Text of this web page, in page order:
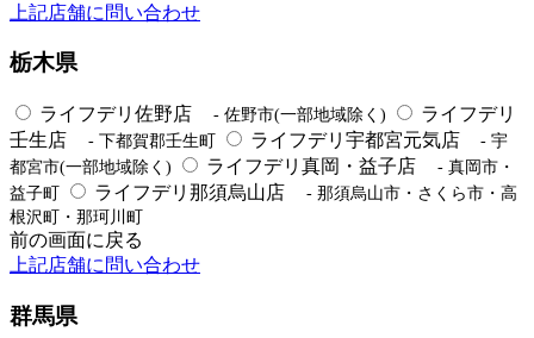
上記店舗に問い合わせ
栃木県
ライフデリ佐野店 - 佐野市(一部地域除く)
ライフデリ
壬生店
- 下都賀郡壬生町 ライフデリ宇都宮元気店
- 宇
都宮市(一部地域除く)
ライフデリ真岡・益子店
- 真岡市・
益子町
ライフデリ那須烏山店
- 那須烏山市・さくら市・高
根沢町・那珂川町
前の画面に戻る
上記店舗に問い合わせ
群馬県